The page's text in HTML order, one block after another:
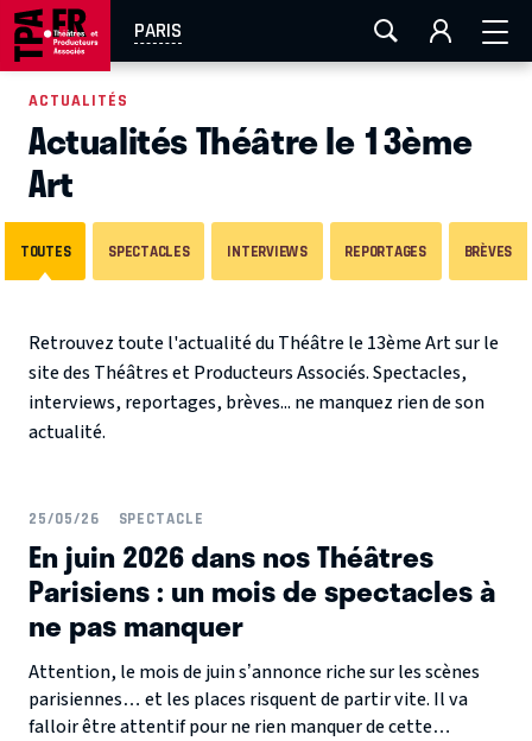
PARIS
AIX-MARSEILLE LA ROCHELLE
EN TOURNÉE
ACTUALITÉS
Actualités Théâtre le 13ème
Art
TOUTES SPECTACLES INTERVIEWS REPORTAGES BRÈVES
Retrouvez toute l'actualité du Théâtre le 13ème Art sur le
site des Théâtres et Producteurs Associés. Spectacles,
interviews, reportages, brèves... ne manquez rien de son
actualité.
25/05/26 SPECTACLE
En juin 2026 dans nos Théâtres
Parisiens : un mois de spectacles à
ne pas manquer
Attention, le mois de juin s’annonce riche sur les scènes
parisiennes… et les places risquent de partir vite. Il va
falloir être attentif pour ne rien manquer de cette